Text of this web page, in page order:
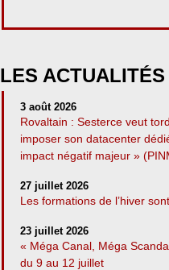
LES ACTUALITÉS
3 août 2026
Rovaltain : Sesterce veut
imposer son datacenter
impact négatif majeur »
27 juillet 2026
Les formations de l’hiver
23 juillet 2026
« Méga Canal, Méga
du 9 au 12 juillet